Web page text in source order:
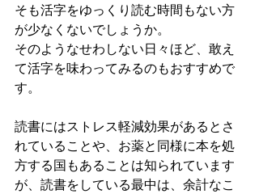
そも活字をゆっくり読む時間もない方
が少なくないでしょうか。
そのようなせわしない日々ほど、敢え
て活字を味わってみるのもおすすめで
す。
読書にはストレス軽減効果があるとさ
れていることや、お薬と同様に本を処
方する国もあることは知られています
が、読書をしている最中は、余計なこ